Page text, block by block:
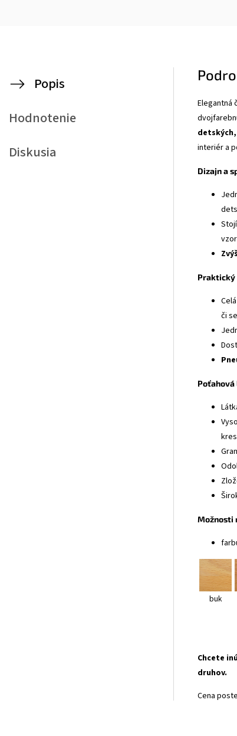
Popis
Hodnotenie
Diskusia
Elegantná
interiér a
Dizajn a
či
Možnosti
buk
Chcete
druhov.
Cena